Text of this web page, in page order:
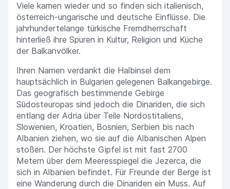
Viele kamen wieder und so finden sich italienisch,
österreich-ungarische und deutsche Einflüsse. Die
jahrhundertelange türkische Fremdherrschaft
hinterließ ihre Spuren in Kultur, Religion und Küche
der Balkanvölker.
Ihren Namen verdankt die Halbinsel dem
hauptsächlich in Bulgarien gelegenen Balkangebirge.
Das geografisch bestimmende Gebirge
Südosteuropas sind jedoch die Dinariden, die sich
entlang der Adria über Teile Nordostitaliens,
Slowenien, Kroatien, Bosnien, Serbien bis nach
Albanien ziehen, wo sie auf die Albanischen Alpen
stoßen. Der höchste Gipfel ist mit fast 2700
Metern über dem Meeresspiegel die Jezerca, die
sich in Albanien befindet. Für Freunde der Berge ist
eine Wanderung durch die Dinariden ein Muss. Auf